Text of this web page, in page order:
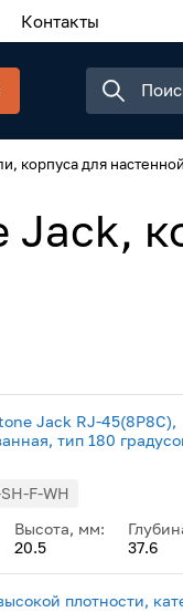
Контакты
корпуса для
Jack RJ-45(8P8C),
тип 180
F-WH
Высота, мм:
20.5
37.6
плотности,